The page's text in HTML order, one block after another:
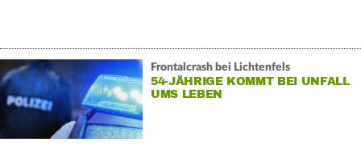
Frontalcrash bei Lichtenfels
54-JÄHRIGE KOMMT BEI UNFALL
UMS LEBEN